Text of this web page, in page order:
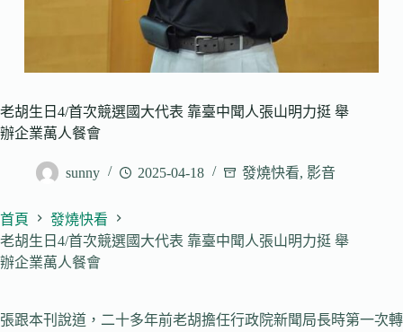
老胡生日4/首次競選國大代表 靠臺中聞人張山明力挺 舉
辦企業萬人餐會
sunny 2025-04-18 發燒快看, 影音
首頁
發燒快看
老胡生日4/首次競選國大代表 靠臺中聞人張山明力挺 舉
辦企業萬人餐會
張跟本刊說道，二十多年前老胡擔任行政院新聞局長時第一次轉